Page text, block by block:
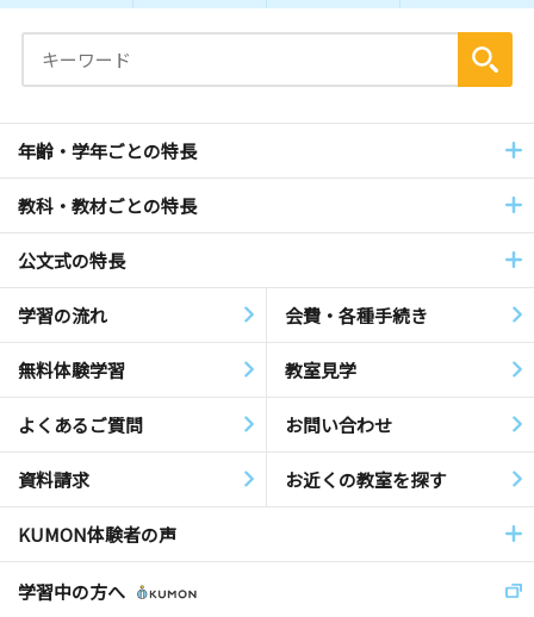
年齢・学年ごとの特長
教科・教材ごとの特長
公文式の特長
学習の流れ 会費・各種手続き
無料体験学習 教室見学
よくあるご質問 お問い合わせ
資料請求 お近くの教室を探す
KUMON体験者の声
学習中の方へ